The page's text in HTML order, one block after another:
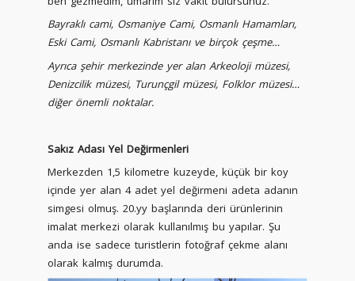
Bayraklı cami, Osmaniye Cami, Osmanlı Hamamları,
Eski Cami, Osmanlı Kabristanı ve birçok çeşme…
Ayrıca şehir merkezinde yer alan Arkeoloji müzesi,
Denizcilik müzesi, Turunçgil müzesi, Folklor müzesi…
diğer önemli noktalar.
Sakız Adası Yel Değirmenleri
Merkezden 1,5 kilometre kuzeyde, küçük bir koy
içinde yer alan 4 adet yel değirmeni adeta adanın
simgesi olmuş. 20.yy başlarında deri ürünlerinin
imalat merkezi olarak kullanılmış bu yapılar. Şu
anda ise sadece turistlerin fotoğraf çekme alanı
olarak kalmış durumda.